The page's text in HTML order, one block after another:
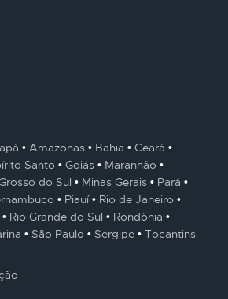
Amazonas Bahia
Ceará
Santo Goiás
Maranhão
do Sul Minas Gerais
Pará
Piauí
Rio de Janeiro
Rio Grande do Sul
Rondônia
São Paulo Sergipe Tocantins